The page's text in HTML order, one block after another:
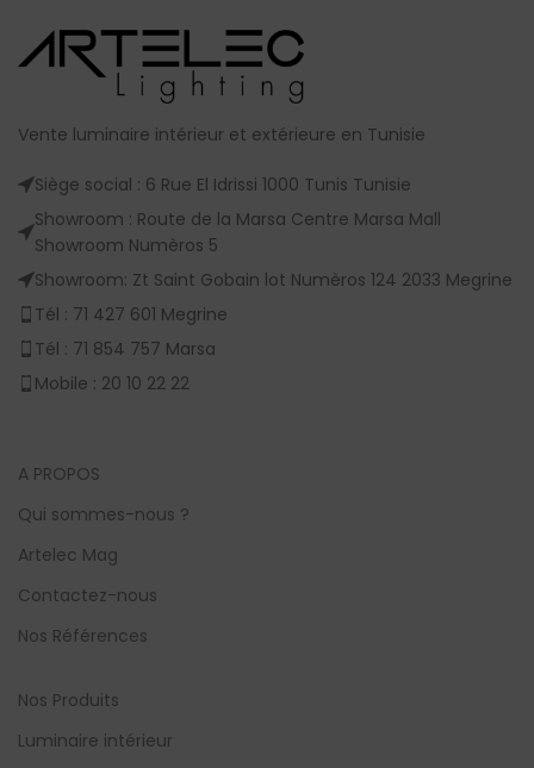
Vente luminaire intérieur et extérieure en Tunisie
Siège social : 6 Rue El Idrissi 1000 Tunis Tunisie
Showroom : Route de la Marsa Centre Marsa Mall
Showroom Numèros 5
Showroom: Zt Saint Gobain lot Numèros 124 2033 Megrine
Tél : 71 427 601 Megrine
Tél : 71 854 757 Marsa
Mobile : 20 10 22 22
A PROPOS
Qui sommes-nous ?
Artelec Mag
Contactez-nous
Nos Références
Nos Produits
Luminaire intérieur